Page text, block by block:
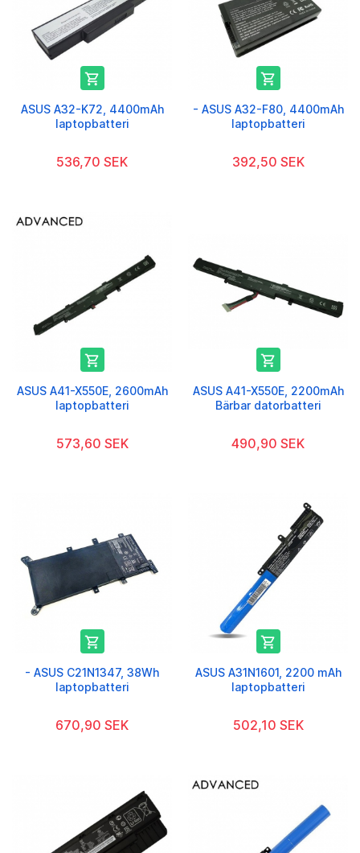

ASUS A32-K72, 4400mAh
laptopbatteri
536,70 SEK

- ASUS A32-F80, 4400mAh
laptopbatteri
392,50 SEK

ASUS A41-X550E, 2600mAh
laptopbatteri
573,60 SEK

ASUS A41-X550E, 2200mAh
Bärbar datorbatteri
490,90 SEK

- ASUS C21N1347, 38Wh
laptopbatteri
670,90 SEK

ASUS A31N1601, 2200 mAh
laptopbatteri
502,10 SEK